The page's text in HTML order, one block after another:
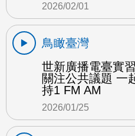
2026/02/01
鳥瞰臺灣
世新廣播電臺實
關注公共議題 一
持1 FM AM
2026/01/25